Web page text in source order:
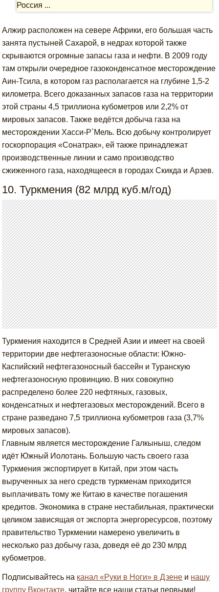
Россия ...
Алжир расположен на севере Африки, его большая часть
занята пустыней Сахарой, в недрах которой также
скрываются огромные запасы газа и нефти. В 2009 году
там открыли очередное газоконденсатное месторождение
Аин-Тсила, в котором газ располагается на глубине 1,5-2
километра. Всего доказанных запасов газа на территории
этой страны 4,5 триллиона кубометров или 2,2% от
мировых запасов. Также ведётся добыча газа на
месторождении Хасси-Р`Мель. Всю добычу контролирует
госкорпорация «Сонатрак», ей также принадлежат
производственные линии и само производство
сжиженного газа, находящееся в городах Скикда и Арзев.
10. Туркмения (82 млрд куб.м/год)
Туркмения находится в Средней Азии и имеет на своей
территории две нефтегазоносные области: Южно-
Каспийский нефтегазоносный бассейн и Туранскую
нефтегазоносную провинцию. В них совокупно
распределено более 220 нефтяных, газовых,
конденсатных и нефтегазовых месторождений. Всего в
стране разведано 7,5 триллиона кубометров газа (3,7%
мировых запасов).
Главным является месторождение Галкыныш, следом
идёт Южный Иолотань. Большую часть своего газа
Туркмения экспортирует в Китай, при этом часть
вырученных за него средств туркменам приходится
выплачивать тому же Китаю в качестве погашения
кредитов. Экономика в стране нестабильная, практически
целиком зависящая от экспорта энергоресурсов, поэтому
правительство Туркмении намерено увеличить в
несколько раз добычу газа, доведя её до 230 млрд
кубометров.
Подписывайтесь на канал «Руки в Ноги» в Дзене и нашу
группу Вконтакте, читайте все наши статьи первыми!